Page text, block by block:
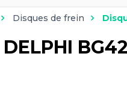
Disques de frein